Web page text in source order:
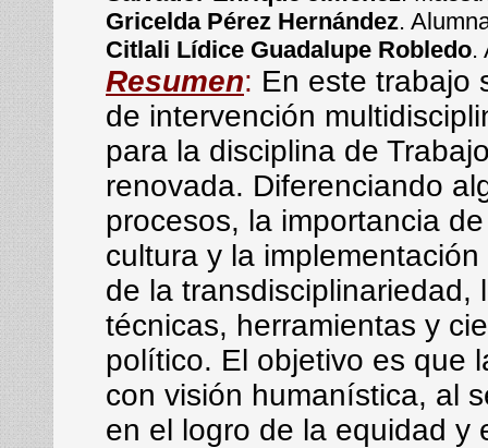
Gricelda Pérez Hernández.
Citlali Lídice Guadalupe Robledo.
Resumen: En este trabajo
de intervención
para la disciplina de
renovada. Diferenciando
procesos, la importancia
cultura y la
de la transdisciplinariedad,
técnicas, herramientas y
político. El objetivo es que
con visión humanística, al
en el logro de la equidad y